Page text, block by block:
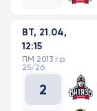
ВТ, 21.04,
12:15
ПМ 2013 г.р.
25/26
2